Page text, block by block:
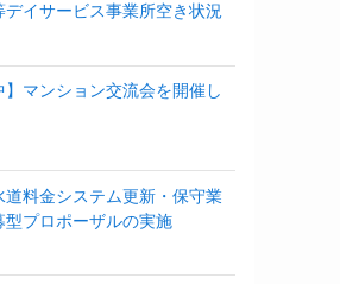
デイサービス事業所空き状況
】マンション交流会を開催し
道料金システム更新・保守業
型プロポーザルの実施